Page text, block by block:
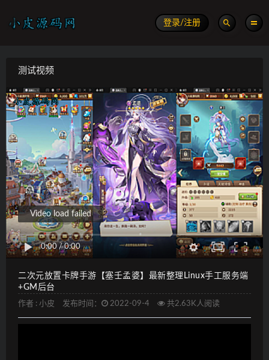
登录/注册
测试视频
0:00/0:00
Video load failed
二次元放置卡牌手游【塞壬孟婆】最新整理Linux手工服务端
+GM后台
作者 : 小皮 发布时间： 2022-09-4 共2.63K人阅读